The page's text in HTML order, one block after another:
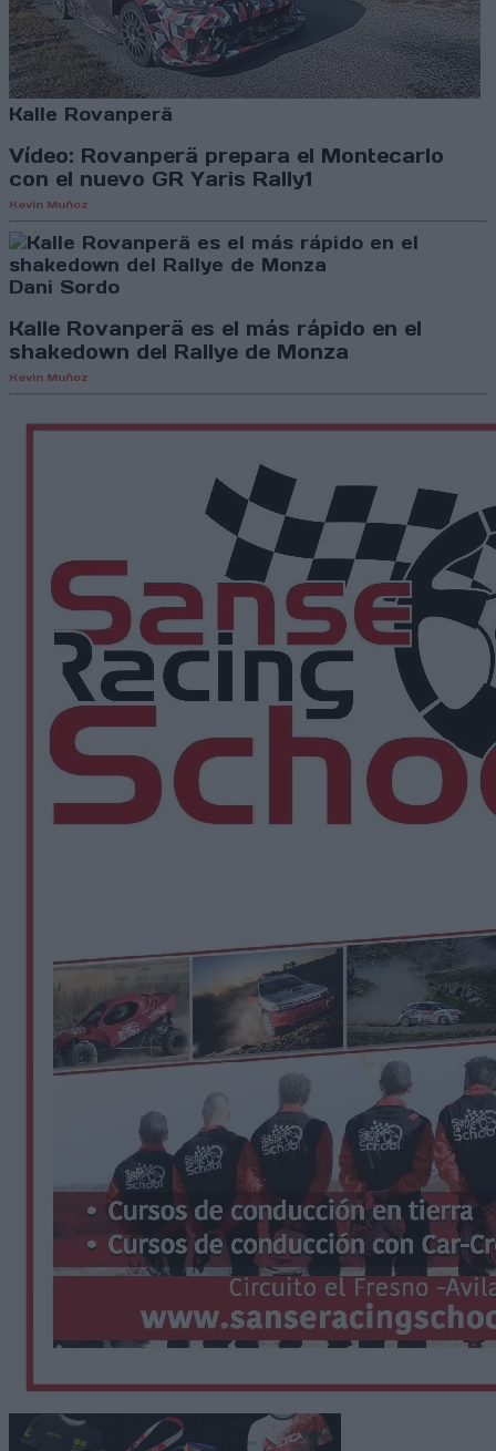
Kalle Rovanperä
Vídeo: Rovanperä prepara el Montecarlo
con el nuevo GR Yaris Rally1
Kevin Muñoz
Dani Sordo
Kalle Rovanperä es el más rápido en el
shakedown del Rallye de Monza
Kevin Muñoz